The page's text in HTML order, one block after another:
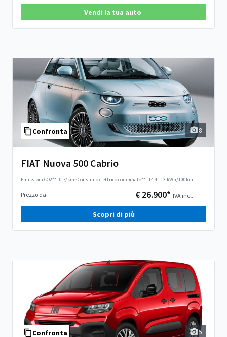
Vendi la tua auto
Confronta 8
FIAT Nuova 500 Cabrio
Emissioni CO2**: 0 g/km ·Consumo elettrico combinato**: 14.4 - 13 kWh/100km
Prezzo da € 26.900* IVA incl.
Scopri di più
Confronta 5